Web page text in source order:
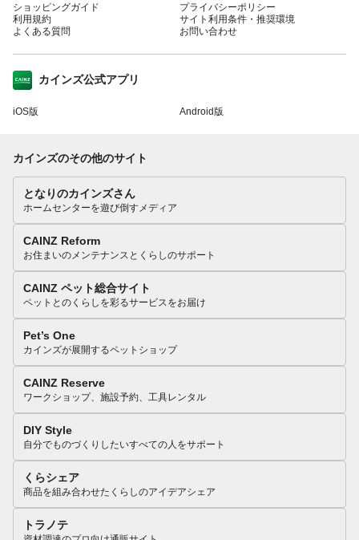
ショッピングガイド
利用規約
よくある質問
プライバシーポリシー
サイト利用条件・推奨環境
お問い合わせ
カインズ公式アプリ
iOS版 Android版
カインズのその他のサイト
となりのカインズさん
ホームセンターを遊び倒すメディア
CAINZ Reform
お住まいのメンテナンスとくらしのサポート
CAINZ ペット総合サイト
ペットとのくらしを彩るサービスをお届け
Pet’s One
カインズが展開するペットショップ
CAINZ Reserve
ワークショップ、施設予約、工具レンタル
DIY Style
自分でものづくりしたいすべての人をサポート
くらシェア
商品を組み合わせたくらしのアイデアシェア
トラノテ